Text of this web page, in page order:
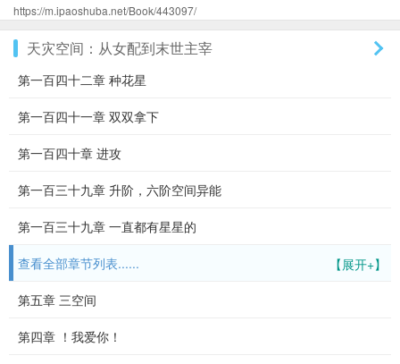
https://m.ipaoshuba.net/Book/443097/
天灾空间：从女配到末世主宰
第一百四十二章 种花星
第一百四十一章 双双拿下
第一百四十章 进攻
第一百三十九章 升阶，六阶空间异能
第一百三十九章 一直都有星星的
【展开+】
查看全部章节列表......
第五章 三空间
第四章 ！我爱你！